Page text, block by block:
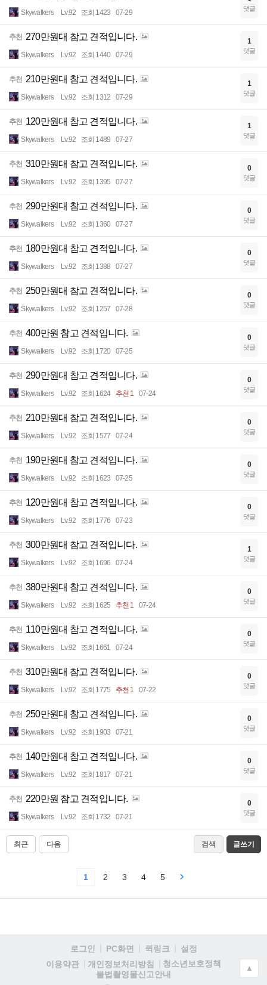
Skywalkers Lv.92 조회 1423 07-29 댓글
추천 270만원대 참고 견적입니다.
Skywalkers Lv.92 조회 1440 07-29
1
댓글
추천 210만원대 참고 견적입니다.
Skywalkers Lv.92 조회 1312 07-29
1
댓글
추천 120만원대 참고 견적입니다.
Skywalkers Lv.92 조회 1489 07-27
1
댓글
추천 310만원대 참고 견적입니다.
Skywalkers Lv.92 조회 1395 07-27
0
댓글
추천 290만원대 참고 견적입니다.
Skywalkers Lv.92 조회 1360 07-27
0
댓글
추천 180만원대 참고 견적입니다.
Skywalkers Lv.92 조회 1388 07-27
0
댓글
추천 250만원대 참고 견적입니다.
Skywalkers Lv.92 조회 1257 07-28
0
댓글
추천 400만원 참고 견적입니다.
Skywalkers Lv.92 조회 1720 07-25
0
댓글
추천 290만원대 참고 견적입니다.
Skywalkers Lv.92 조회 1624 추천 1 07-24
0
댓글
추천 210만원대 참고 견적입니다.
Skywalkers Lv.92 조회 1577 07-24
0
댓글
추천 190만원대 참고 견적입니다.
Skywalkers Lv.92 조회 1623 07-25
0
댓글
추천 120만원대 참고 견적입니다.
Skywalkers Lv.92 조회 1776 07-23
0
댓글
추천 300만원대 참고 견적입니다.
Skywalkers Lv.92 조회 1696 07-24
1
댓글
추천 380만원대 참고 견적입니다.
Skywalkers Lv.92 조회 1625 추천 1 07-24
0
댓글
추천 110만원대 참고 견적입니다.
Skywalkers Lv.92 조회 1661 07-24
0
댓글
추천 310만원대 참고 견적입니다.
Skywalkers Lv.92 조회 1775 추천 1 07-22
0
댓글
추천 250만원대 참고 견적입니다.
Skywalkers Lv.92 조회 1903 07-21
0
댓글
추천 140만원대 참고 견적입니다.
Skywalkers Lv.92 조회 1817 07-21
0
댓글
추천 220만원 참고 견적입니다.
Skywalkers Lv.92 조회 1732 07-21
0
댓글
최근 다음 검색 글쓰기
1 2 3 4 5
로그인 PC화면 퀵링크
설정
이용약관
개인정보처리방침
청소년보호정책
불법촬영물신고안내
▲